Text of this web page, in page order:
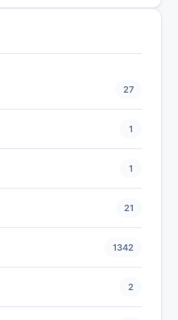
27
1
1
21
1342
2